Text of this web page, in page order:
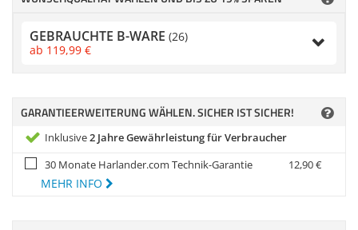
Anmelden | Registrieren |
GEBRAUCHTE B-WARE (26)
ab 119,99 €
GARANTIEERWEITERUNG WÄHLEN. SICHER IST SICHER!
Inklusive2 Jahre Gewährleistung für Verbraucher
30 Monate Harlander.com Technik-Garantie
12,90€
MEHR INFO